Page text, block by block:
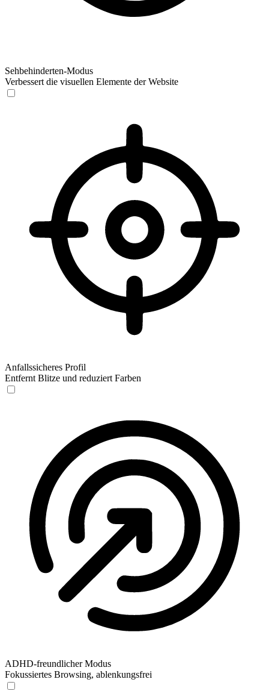
Sehbehinderten-Modus
Verbessert die visuellen Elemente der Website
Anfallssicheres Profil
Entfernt Blitze und reduziert Farben
ADHD-freundlicher Modus
Fokussiertes Browsing, ablenkungsfrei